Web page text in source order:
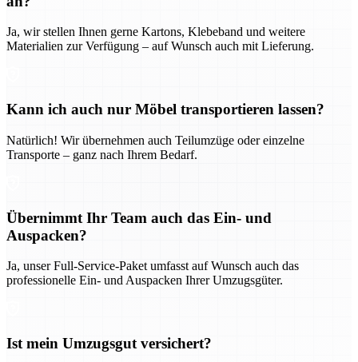
Ja, wir stellen Ihnen gerne Kartons, Klebeband und weitere
Materialien zur Verfügung – auf Wunsch auch mit Lieferung.
Kann ich auch nur Möbel transportieren lassen?
Natürlich! Wir übernehmen auch Teilumzüge oder einzelne
Transporte – ganz nach Ihrem Bedarf.
Übernimmt Ihr Team auch das Ein- und
Auspacken?
Ja, unser Full-Service-Paket umfasst auf Wunsch auch das
professionelle Ein- und Auspacken Ihrer Umzugsgüter.
Ist mein Umzugsgut versichert?